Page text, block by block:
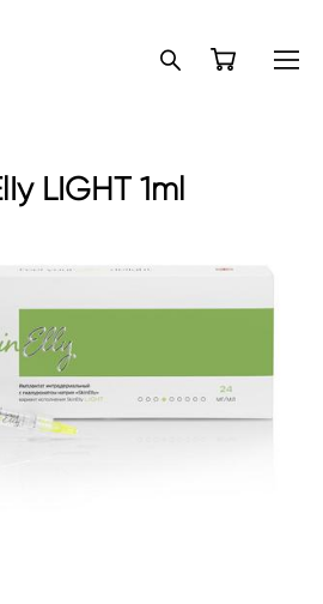
LIGHT 1ml